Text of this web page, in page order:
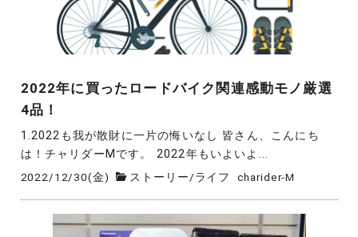
2022年に買ったロードバイク関連感動モノ厳選
4品！
1.2022も我が散財に一片の悔いなし 皆さん、こんにち
は！チャリダーMです。 2022年もいよいよ...
2022/12/30(金) ストーリー/ライフ charider-M